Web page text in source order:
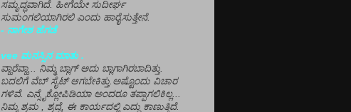
ಸಮೃದ್ಧವಾಗಿದೆ. ಹೀಗೆಯೇ ಸುದೀರ್ಘ
ಸುಮಂಗಲಿಯಾಗಿರಲಿ ಎಂದು ಹಾರೈಸುತ್ತೇನೆ.
- ನಾಗೇಶ ಹೆಗಡೆ
vee ಮನಸ್ಸಿನ ಮಾತು .
ವ್ಹಾರೆವ್ಹಾ... ನಿಮ್ಮ ಬ್ಲಾಗ್ ಅದು ಬ್ಲಾಗಾಗಿರಬಾದಿತ್ತು.
ಬದಲಿಗೆ ವೆಬ್ ಸೈಟ್ ಆಗಬೇಕಿತ್ತು.ಅಷ್ಟೊಂದು ವಿಚಾರ
ಗಳಿವೆ. ಎನ್ಸೈಕ್ಲೋಪಿಡಿಯಾ ಅಂದರೂ ತಪ್ಪಾಗಲಿಕಿಲ್ಲ...
ನಿಮ್ಮ ಶ್ರಮ , ಶ್ರದ್ಧೆ, ಈ ಕಾರ್ಯದಲ್ಲಿ ಎದ್ದು ಕಾಣುತ್ತಿದೆ.